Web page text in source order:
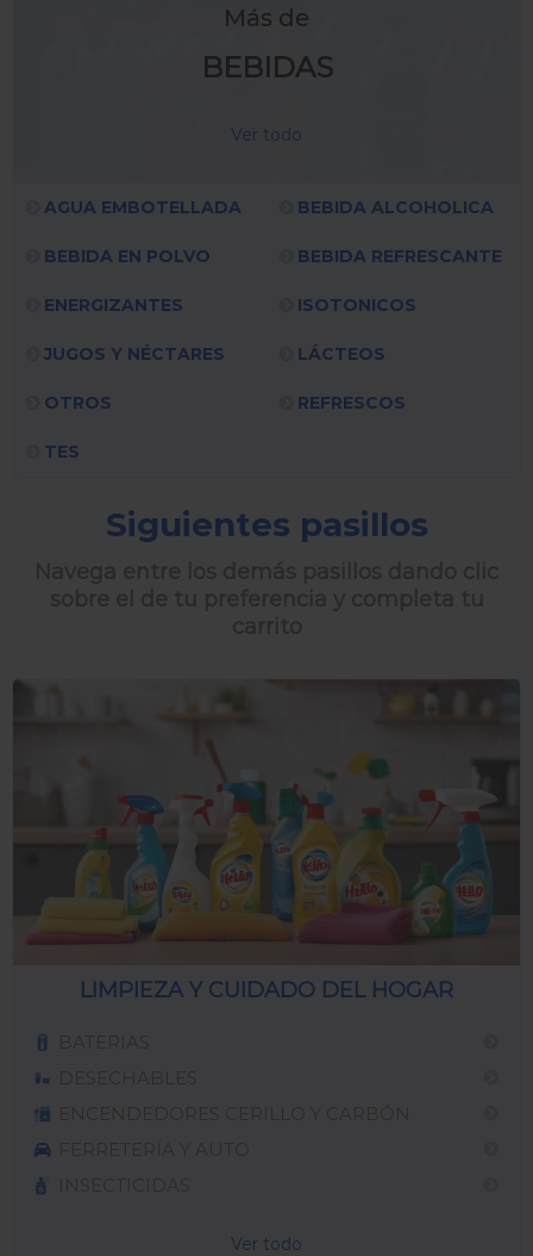
Más de
BEBIDAS
Ver todo
AGUA EMBOTELLADA BEBIDA ALCOHOLICA
BEBIDA EN POLVO BEBIDA REFRESCANTE
ENERGIZANTES ISOTONICOS
JUGOS Y NÉCTARES LÁCTEOS
OTROS REFRESCOS
TES
Siguientes pasillos
LIMPIEZA Y CUIDADO DEL HOGAR
Ver todo